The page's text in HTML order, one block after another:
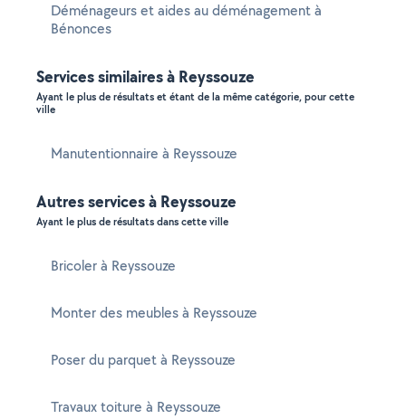
Déménageurs et aides au déménagement à
Bénonces
Services similaires à Reyssouze
Ayant le plus de résultats et étant de la même catégorie, pour cette
ville
Manutentionnaire à Reyssouze
Autres services à Reyssouze
Ayant le plus de résultats dans cette ville
Bricoler à Reyssouze
Monter des meubles à Reyssouze
Poser du parquet à Reyssouze
Travaux toiture à Reyssouze